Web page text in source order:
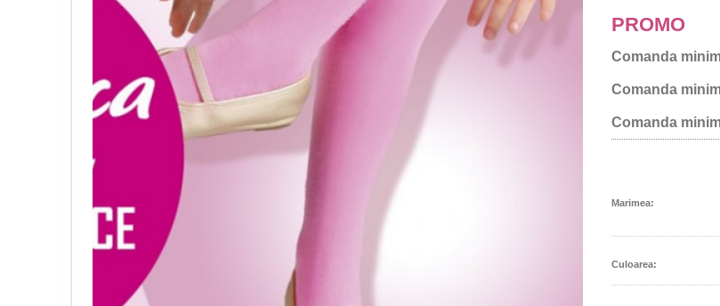
PROMO
Comanda
Comanda
Comanda
Marimea:
Culoarea: